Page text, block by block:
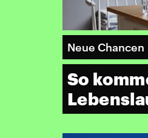
Neue Chancen
So